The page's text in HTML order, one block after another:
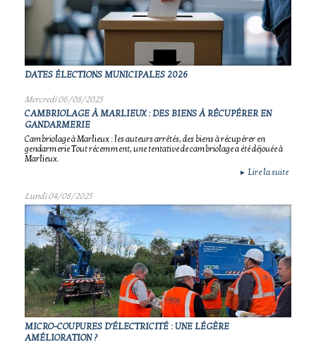
DATES ÉLECTIONS MUNICIPALES 2026
Mercredi 06/08/2025
CAMBRIOLAGE À MARLIEUX : DES BIENS À RÉCUPÉRER EN
GANDARMERIE
Cambriolage à Marlieux : les auteurs arrêtés, des biens à récupérer en
gendarmerie Tout récemment, une tentative de cambriolage a été déjouée à
Marlieux.
► Lire la suite
Lundi 04/08/2025
MICRO-COUPURES D'ÉLECTRICITÉ : UNE LÉGÈRE
AMÉLIORATION ?